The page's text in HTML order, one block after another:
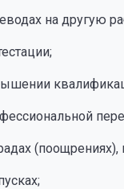
на другую
(поощрениях),